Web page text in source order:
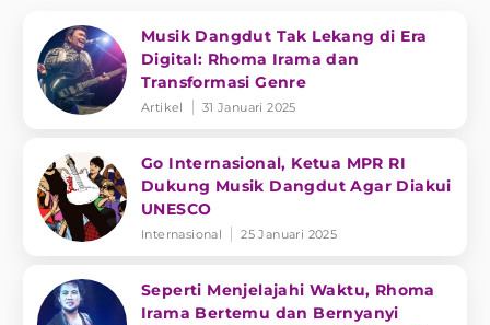
Musik Dangdut Tak Lekang di Era
Digital: Rhoma Irama dan
Transformasi Genre
Artikel 31 Januari 2025
Go Internasional, Ketua MPR RI
Dukung Musik Dangdut Agar Diakui
UNESCO
Internasional 25 Januari 2025
Seperti Menjelajahi Waktu, Rhoma
Irama Bertemu dan Bernyanyi